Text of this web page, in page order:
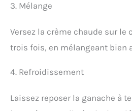
3. Mélange
Versez la crème chaude sur le
trois fois, en mélangeant bien
4. Refroidissement
Laissez reposer la ganache à